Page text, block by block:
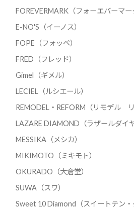
FOREVERMARK（フォーエバーマー
E-NO'S（イーノス）
FOPE（フォッペ）
FRED（フレッド）
Gimel（ギメル）
LECIEL（ルシエール）
REMODEL・REFORM（リモデル リ
LAZARE DIAMOND（ラザールダイ
MESSIKA（メシカ）
MIKIMOTO（ミキモト）
OKURADO（大倉堂）
SUWA（スワ）
Sweet 10 Diamond（スイートテン・